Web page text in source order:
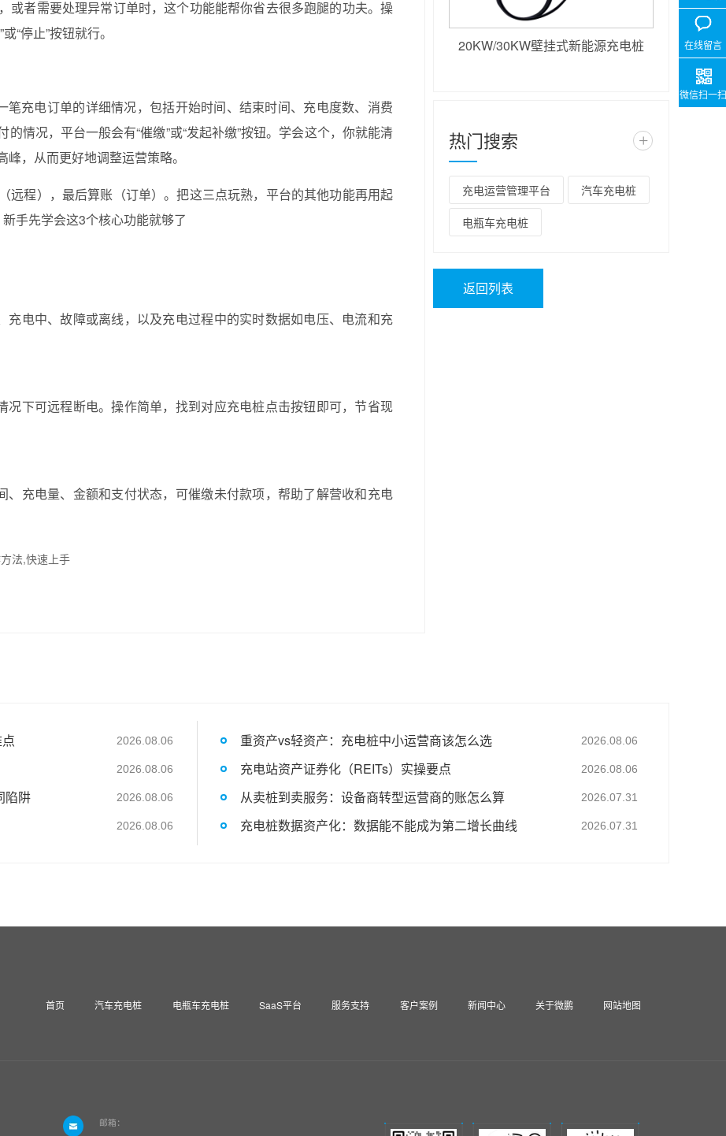
或者需要处理异常订单时，这个功能能帮你省去很多跑腿的功夫。操
“停止”按钮就行。
笔充电订单的详细情况，包括开始时间、结束时间、充电度数、消费
情况，平台一般会有“催缴”或“发起补缴”按钮。学会这个，你就能清
，从而更好地调整运营策略。
远程），最后算账（订单）。把这三点玩熟，平台的其他功能再用起
手先学会这3个核心功能就够了
电中、故障或离线，以及充电过程中的实时数据如电压、电流和充
下可远程断电。操作简单，找到对应充电桩点击按钮即可，节省现
充电量、金额和支付状态，可催缴未付款项，帮助了解营收和充电
法,快速上手
20KW/30KW壁挂式新能源充电桩
热门搜索 +
充电运营管理平台 汽车充电桩
电瓶车充电桩
返回列表
2026.08.06
2026.08.06
陷阱 2026.08.06
2026.08.06
重资产vs轻资产：充电桩中小运营商该怎么选 2026.08.06
充电站资产证券化（REITs）实操要点 2026.08.06
从卖桩到卖服务：设备商转型运营商的账怎么算 2026.07.31
充电桩数据资产化：数据能不能成为第二增长曲线 2026.07.31
首页 汽车充电桩 电瓶车充电桩 SaaS平台 服务支持 客户案例 新闻中心 关于微鹏 网站地图
邮箱：
在线留言
微信扫一扫